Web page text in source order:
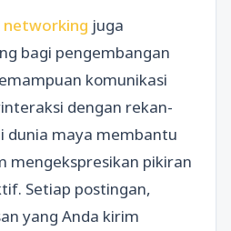
networking juga
bagi pengembangan
komunikasi
dengan rekan-
dunia maya membantu
mengekspresikan pikiran
Setiap postingan,
yang Anda kirim